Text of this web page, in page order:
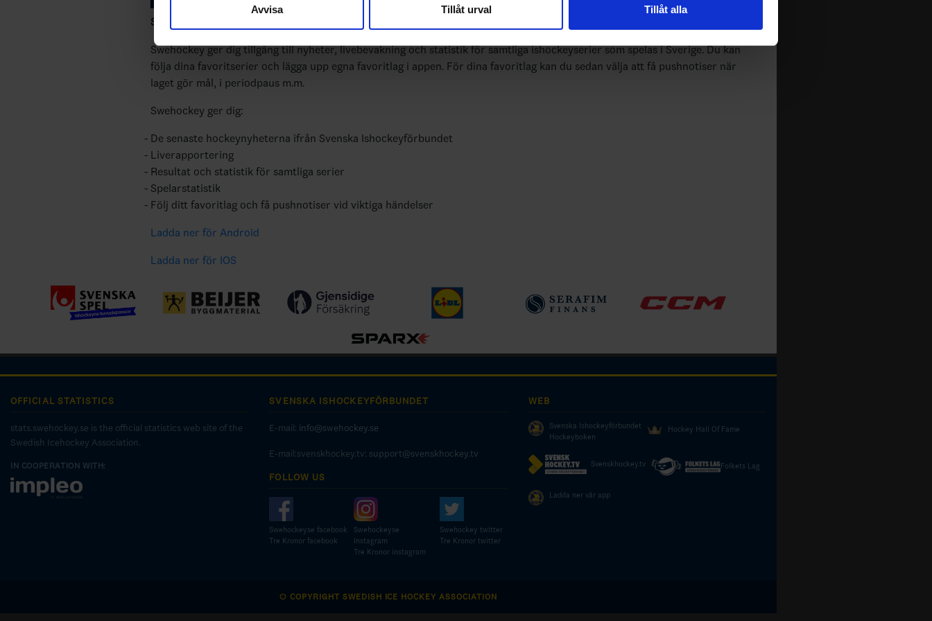
till de sociala medier och annons- och analysföretag som vi samarbetar med. Dessa kan i sin tur kombinera informationen
med annan information som du har tillhandahållit eller som de har samlat in när du har använt deras tjänster.
Avvisa Tillåt urval Tillåt alla
Swehockey – Svenska Ishockeyförbundets officiella app
Swehockey ger dig tillgång till nyheter, livebevakning och statistik för samtliga ishockeyserier som spelas i Sverige. Du kan
följa dina favoritserier och lägga upp egna favoritlag i appen. För dina favoritlag kan du sedan välja att få pushnotiser när
laget gör mål, i periodpaus m.m.
Swehockey ger dig:
De senaste hockeynyheterna ifrån Svenska Ishockeyförbundet
Liverapportering
Resultat och statistik för samtliga serier
Spelarstatistik
Följ ditt favoritlag och få pushnotiser vid viktiga händelser
Ladda ner för Android
Ladda ner för IOS
OFFICIAL STATISTICS
stats.swehockey.se is the official statistics web site of the
Swedish Icehockey Association.
IN COOPERATION WITH:
SVENSKA ISHOCKEYFÖRBUNDET
E-mail: info@swehockey.se
E-mail:svenskhockey.tv: support@svenskhockey.tv
FOLLOW US
Swehockeyse facebook
Tre Kronor facebook
Swehockeyse
Instagram
Tre Kronor instagram
Swehockey twitter
Tre Kronor twitter
WEB
Svenska Ishockeyförbundet
Hockeyboken
Hockey Hall Of Fame
Svenskhockey.tv Folkets Lag
Ladda ner vår app
© COPYRIGHT SWEDISH ICE HOCKEY ASSOCIATION